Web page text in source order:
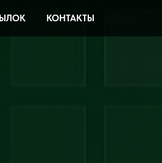
КОНТАКТЫ